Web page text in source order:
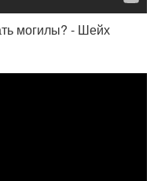
могилы? - Шейх